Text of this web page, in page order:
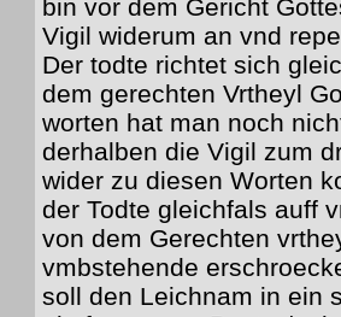
bin vor dem Gericht
Vigil widerum an vnd
Der todte richtet sich
dem gerechten Vrtheyl
worten hat man noch
derhalben die Vigil zum
wider zu diesen Worten
der Todte gleichfals auff
von dem Gerechten
vmbstehende
soll den Leichnam in ein